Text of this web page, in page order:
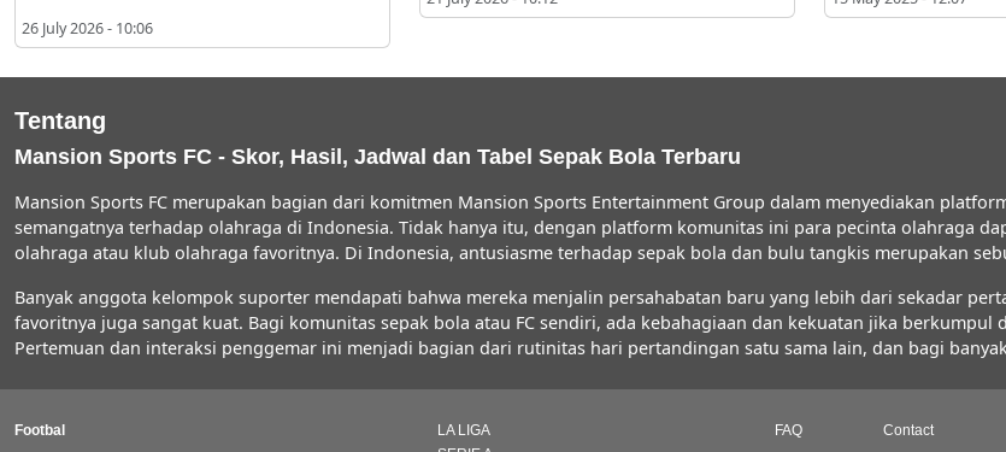
26 July 2026 - 10:06
Tentang
Mansion Sports FC - Skor, Hasil, Jadwal dan Tabel Sepak Bola Terbaru
Mansion Sports FC merupakan bagian dari komitmen Mansion Sports Entertainment Group dalam menyediakan
semangatnya terhadap olahraga di Indonesia. Tidak hanya itu, dengan platform komunitas ini para pecinta olahraga
olahraga atau klub olahraga favoritnya. Di Indonesia, antusiasme terhadap sepak bola dan bulu tangkis merupakan
Banyak anggota kelompok suporter mendapati bahwa mereka menjalin persahabatan baru yang lebih dari sekadar
favoritnya juga sangat kuat. Bagi komunitas sepak bola atau FC sendiri, ada kebahagiaan dan kekuatan jika
Pertemuan dan interaksi penggemar ini menjadi bagian dari rutinitas hari pertandingan satu sama lain, dan bagi
Footbal
LA LIGA
FAQ Contact